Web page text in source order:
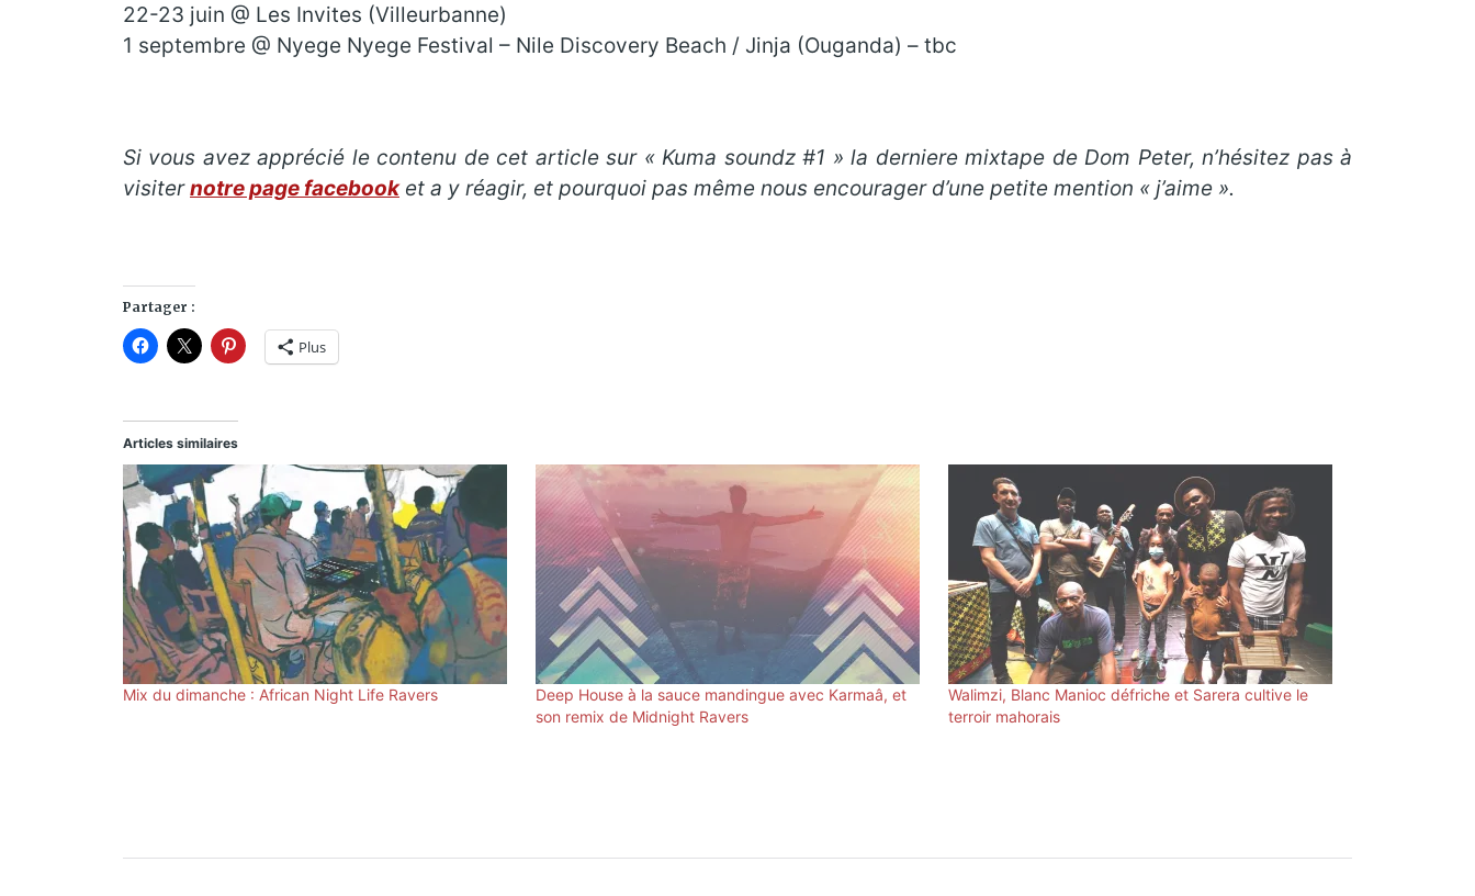
22-23 juin @ Les Invites (Villeurbanne)
1 septembre @ Nyege Nyege Festival – Nile Discovery Beach / Jinja (Ouganda) – tbc
Si vous avez apprécié le contenu de cet article sur « Kuma soundz #1 » la derniere mixtape de Dom Peter, n’hésitez pas à
visiternotre page facebooket a y réagir, et pourquoi pas même nous encourager d’une petite mention « j’aime ».
Partager :
Plus
Articles similaires
Mix du dimanche : African Night Life Ravers
Deep House à la sauce mandingue avec Karmaâ, et
son remix de Midnight Ravers
Walimzi, Blanc Manioc défriche et Sarera cultive le
terroir mahorais